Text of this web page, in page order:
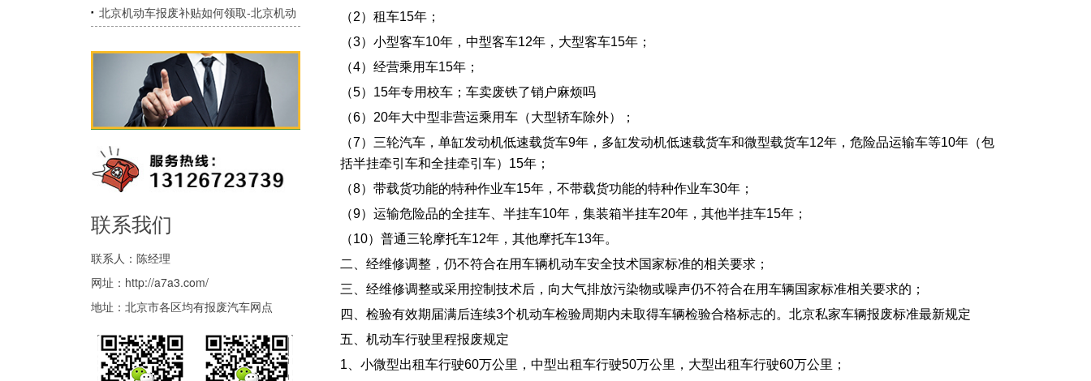
是什么？还有补贴吗？
北京机动车报废补贴如何领取-北京机动
联系我们
联系人：陈经理
网址： http://a7a3.com/
地址：北京市各区均有报废汽车网点
（2）租车15年；
（3）小型客车10年，中型客车12年，大型客车15年；
（4）经营乘用车15年；
（5）15年专用校车；车卖废铁了销户麻烦吗
（6）20年大中型非营运乘用车（大型轿车除外）；
（7）三轮汽车，单缸发动机低速载货车9年，多缸发动机低速载货车和微型载货车12年，危险品运输车等10年（包
括半挂牵引车和全挂牵引车）15年；
（8）带载货功能的特种作业车15年，不带载货功能的特种作业车30年；
（9）运输危险品的全挂车、半挂车10年，集装箱半挂车20年，其他半挂车15年；
（10）普通三轮摩托车12年，其他摩托车13年。
二、经维修调整，仍不符合在用车辆机动车安全技术国家标准的相关要求；
三、经维修调整或采用控制技术后，向大气排放污染物或噪声仍不符合在用车辆国家标准相关要求的；
四、检验有效期届满后连续3个机动车检验周期内未取得车辆检验合格标志的。北京私家车辆报废标准最新规定
五、机动车行驶里程报废规定
1、小微型出租车行驶60万公里，中型出租车行驶50万公里，大型出租车行驶60万公里；